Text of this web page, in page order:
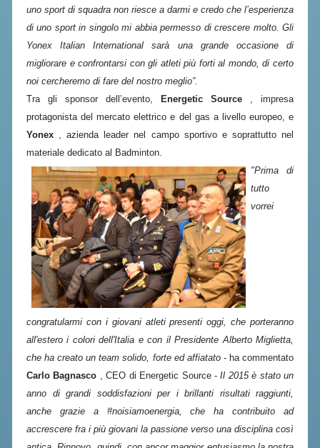
uno sport di squadra non riesce a darmi e credo che l’esperienza
di uno sport in singolo mi abbia permesso di crescere molto. Gli
Yonex Italian International sarà una grande occasione di
migliorare e confrontarsi con gli atleti più forti al mondo, di certo
noi cercheremo di fare del nostro meglio”.
Tra gli sponsor dell’evento, Energetic Source , impresa
protagonista del mercato elettrico e del gas a livello europeo, e
Yonex , azienda leader nel campo sportivo e soprattutto nel
materiale dedicato al Badminton.
"Prima di
tutto
vorrei
congratularmi con i giovani atleti presenti oggi, che porteranno
all'estero i colori dell'Italia e con il Presidente Alberto Miglietta,
che ha creato un team solido, forte ed affiatato- ha commentato
Carlo Bagnasco , CEO di Energetic Source -Il 2015 è stato un
anno di grandi soddisfazioni per i brillanti risultati raggiunti,
anche grazie a #noisiamoenergia, che ha contribuito ad
accrescere fra i più giovani la passione verso una disciplina così
ENTI DI PROMOZIONE SPORTIVA
PROGETTI CONI
PROGETTI SPORT E SALUTE
FORMAZIONE
VOLA CON NOI
DIRIGENTI
CORSI
MATERIALE DIDATTICO
DOCUMENTAZIONE E RICERCA
CONVENZIONI UNIVERSITÀ
DOCENTI FORMATORI
(D)ISTANTI DI B@DMINTON
ALBI FEDERALI
FEDERAZIONE TRASPARENTE
AMMISSIONE, AFFILIAZIONE E
REVOCA DI SOCIETÀ, ASSOCIAZIONI